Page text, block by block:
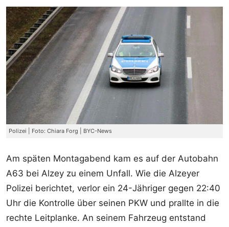
Polizei | Foto: Chiara Forg | BYC-News
Am späten Montagabend kam es auf der Autobahn
A63 bei Alzey zu einem Unfall. Wie die Alzeyer
Polizei berichtet, verlor ein 24-Jähriger gegen 22:40
Uhr die Kontrolle über seinen PKW und prallte in die
rechte Leitplanke. An seinem Fahrzeug entstand